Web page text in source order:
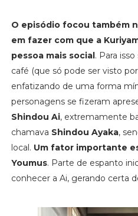
O episódio focou também
em fazer com que a
pessoa mais social. Para
café (que só pode ser visto
enfatizando de uma forma
personagens se fizeram
Shindou Ai, extremamente
chamava Shindou Ayaka,
local. Um fator importante
Youmus. Parte de espanto
conhecer a Ai, gerando certa